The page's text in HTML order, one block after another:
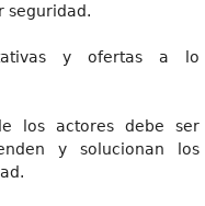
seguridad.
y ofertas a lo
los actores debe ser
y solucionan los